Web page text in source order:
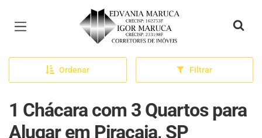
Página inicial
Ordenar Filtrar
1 Chácara com 3 Quartos para
Alugar em Piracaia, SP